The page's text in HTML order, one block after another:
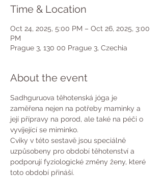
Time & Location
Oct 24, 2025, 5:00 PM – Oct 26, 2025, 3:00
PM
Prague 3, 130 00 Prague 3, Czechia
About the event
Sadhguruova těhotenská jóga je
zaměřena nejen na potřeby maminky a
její přípravy na porod, ale také na péči o
vyvíjející se miminko.
Cviky v této sestavě jsou speciálně
uzpůsobeny pro období těhotenství a
podporují fyziologické změny ženy, které
toto období přináší.